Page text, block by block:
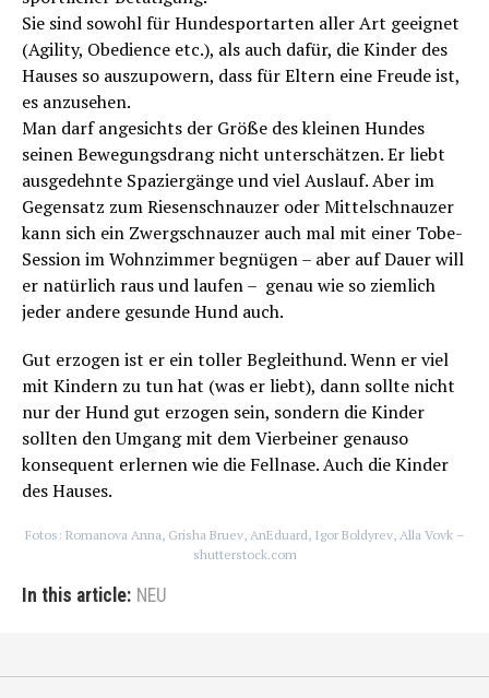
Sie sind sowohl für Hundesportarten aller Art geeignet
(Agility, Obedience etc.), als auch dafür, die Kinder des
Hauses so auszupowern, dass für Eltern eine Freude ist,
es anzusehen.
Man darf angesichts der Größe des kleinen Hundes
seinen Bewegungsdrang nicht unterschätzen. Er liebt
ausgedehnte Spaziergänge und viel Auslauf. Aber im
Gegensatz zum Riesenschnauzer oder Mittelschnauzer
kann sich ein Zwergschnauzer auch mal mit einer Tobe-
Session im Wohnzimmer begnügen – aber auf Dauer will
er natürlich raus und laufen – genau wie so ziemlich
jeder andere gesunde Hund auch.
Gut erzogen ist er ein toller Begleithund. Wenn er viel
mit Kindern zu tun hat (was er liebt), dann sollte nicht
nur der Hund gut erzogen sein, sondern die Kinder
sollten den Umgang mit dem Vierbeiner genauso
konsequent erlernen wie die Fellnase. Auch die Kinder
des Hauses.
Fotos: Romanova Anna, Grisha Bruev, AnEduard, Igor Boldyrev, Alla Vovk –
shutterstock.com
In this article: NEU